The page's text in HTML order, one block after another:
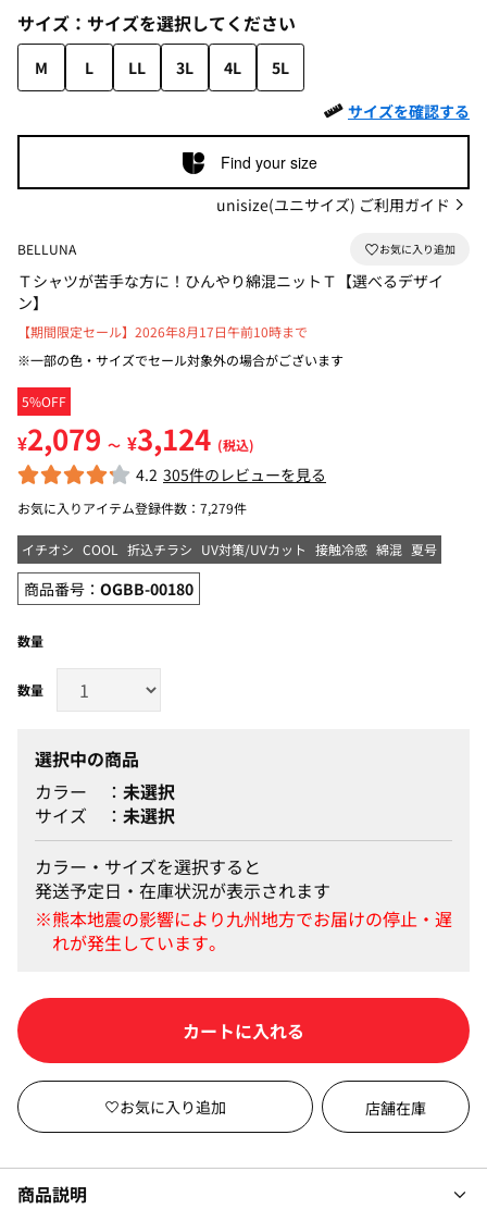
サイズ： サイズを選択してください
M L LL 3L 4L
5L
サイズを確認する
Find your size
unisize(ユニサイズ) ご利用ガイド
BELLUNA
Ｔシャツが苦手な方に！ひんやり綿混ニットＴ【選べるデザイ
ン】
5%OFF
【期間限定セール】2026年8月17日午前10時まで
※一部の色・サイズでセール対象外の場合がございます
¥2,079 ～ ¥3,124 (税込)
4.2 305件のレビューを見る
お気に入りアイテム登録件数： 7,279件
イチオシ COOL 折込チラシ UV対策/UVカット 接触冷感 綿混 夏号
商品番号： OGBB-00180
数量
選択中の商品
カラー
未選択
サイズ
未選択
カラー・サイズを選択すると
発送予定日・在庫状況が表示されます
カラー・サイズを選択して
店舗在庫
商品説明